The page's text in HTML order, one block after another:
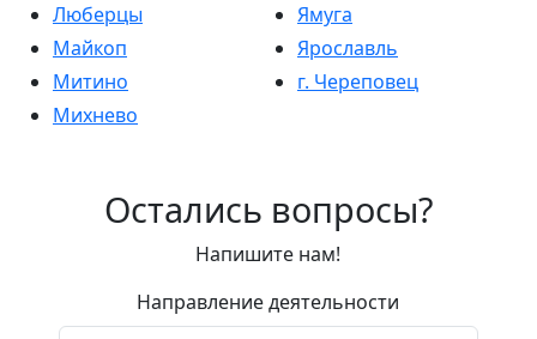
Люберцы
Майкоп
Митино
Михнево
Ямуга
Ярославль
г. Череповец
Остались вопросы?
Напишите нам!
Направление деятельности